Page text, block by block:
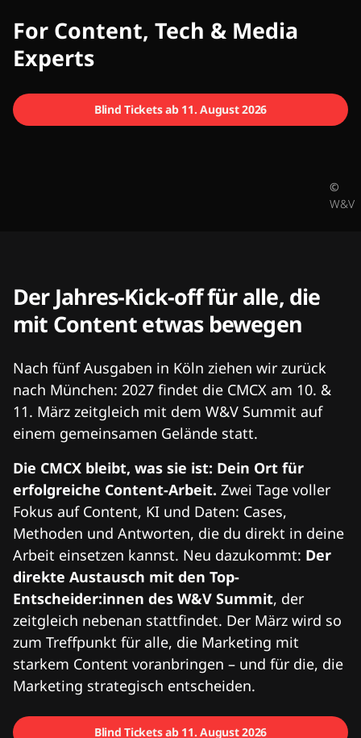
CMCX
For Content, Tech & Media
Experts
Blind Tickets ab 11. August 2026
©
W&V
Der Jahres-Kick-off für alle, die
mit Content etwas bewegen
Nach fünf Ausgaben in Köln ziehen wir zurück
nach München: 2027 findet die CMCX am 10. &
11. März zeitgleich mit dem W&V Summit auf
einem gemeinsamen Gelände statt.
Die CMCX bleibt, was sie ist: Dein Ort für
erfolgreiche Content-Arbeit. Zwei Tage voller
Fokus auf Content, KI und Daten: Cases,
Methoden und Antworten, die du direkt in deine
Arbeit einsetzen kannst. Neu dazukommt: Der
direkte Austausch mit den Top-
Entscheider:innen des W&V Summit, der
zeitgleich nebenan stattfindet. Der März wird so
zum Treffpunkt für alle, die Marketing mit
starkem Content voranbringen – und für die, die
Marketing strategisch entscheiden.
Blind Tickets ab 11. August 2026